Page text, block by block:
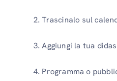
Trascinalo sul
Aggiungi la tua
Programma o